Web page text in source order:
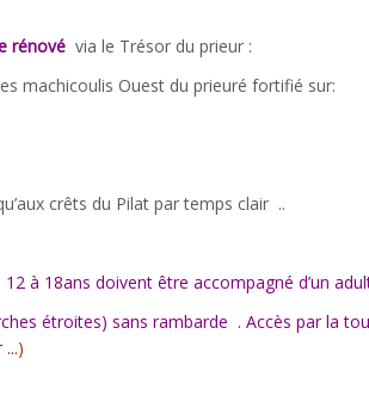
rénové via le Trésor du prieur :
machicoulis Ouest du prieuré fortifié sur:
crêts du Pilat par temps clair ..
à 18ans doivent être accompagné d’un
étroites) sans rambarde . Accès par la
.)